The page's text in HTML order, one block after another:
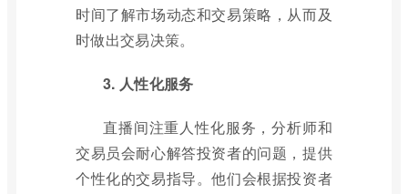
时间了解市场动态和交易策略，从而及
时做出交易决策。
3. 人性化服务
直播间注重人性化服务，分析师和
交易员会耐心解答投资者的问题，提供
个性化的交易指导。他们会根据投资者